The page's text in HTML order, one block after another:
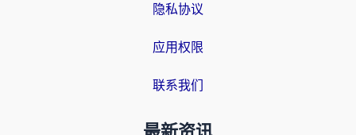
隐私协议
应用权限
联系我们